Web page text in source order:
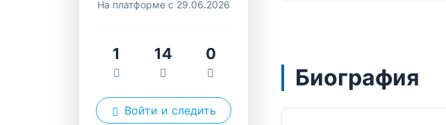
На платформе с 29.06.2026
1 14 0
Войти и следить
Биография